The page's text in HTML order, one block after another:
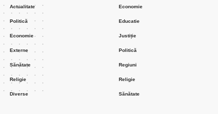
Prezenți la urne (inclusiv urnă mobilă și liste suplimentare) –
4.606
Prezența la urne la închiderea votului – 67,70%
Ponderea voturilor valabil exprimate